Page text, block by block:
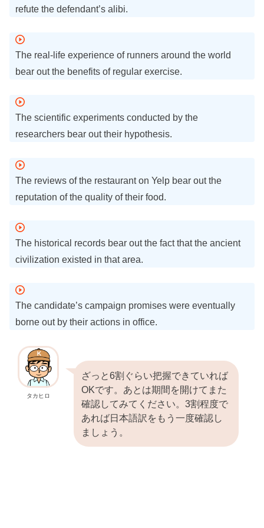
refute the defendant’s alibi.
The real-life experience of runners around the world
bear out the benefits of regular exercise.
The scientific experiments conducted by the
researchers bear out their hypothesis.
The reviews of the restaurant on Yelp bear out the
reputation of the quality of their food.
The historical records bear out the fact that the ancient
civilization existed in that area.
The candidate’s campaign promises were eventually
borne out by their actions in office.
タカヒロ
ざっと6割ぐらい把握できていれば
OKです。あとは期間を開けてまた
確認してみてください。3割程度で
あれば日本語訳をもう一度確認し
ましょう。